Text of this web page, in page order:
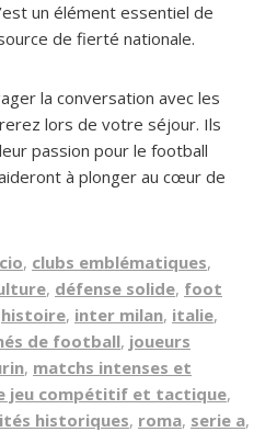
un élément essentiel de
de fierté nationale.
la conversation avec les
lors de votre séjour. Ils
passion pour le football
à plonger au cœur de
, clubs emblématiques,
, défense solide, foot
histoire, inter milan, italie,
de football, joueurs
, matchs intenses et
jeu compétitif et tactique,
historiques, roma, serie a,